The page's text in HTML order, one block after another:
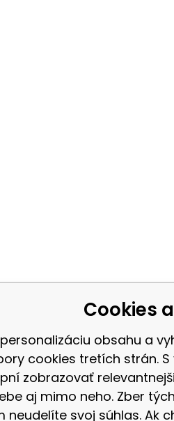
Cookies a
obsahu a
cookies tretích strán.
zobrazovať
aj mimo neho. Zber
neudelíte svoj súhlas. Ak